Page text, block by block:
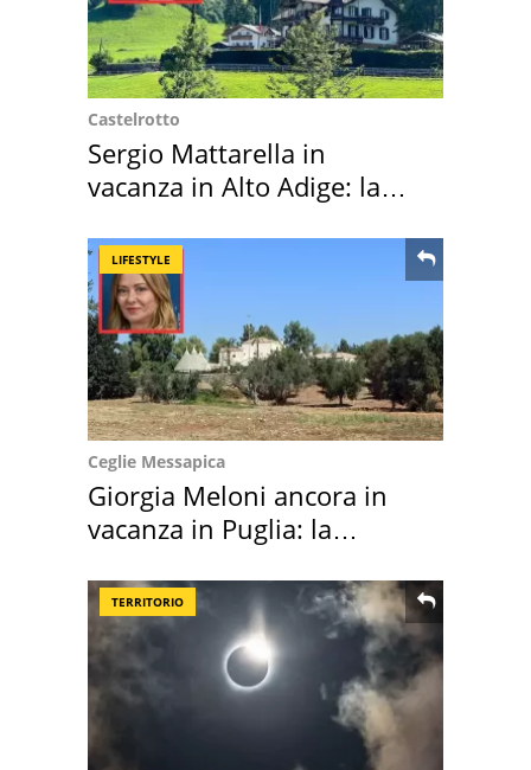
Castelrotto
Sergio Mattarella in
vacanza in Alto Adige: la
LIFESTYLE
Ceglie Messapica
Giorgia Meloni ancora in
vacanza in Puglia: la
TERRITORIO